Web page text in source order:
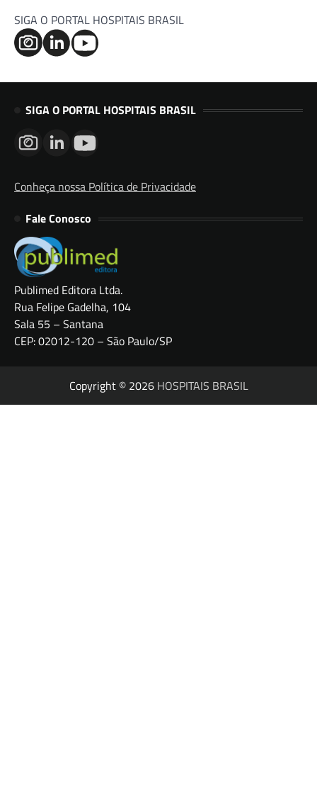
SIGA O PORTAL HOSPITAIS BRASIL
SIGA O PORTAL HOSPITAIS BRASIL
Conheça nossa Política de Privacidade
Fale Conosco
Publimed Editora Ltda.
Rua Felipe Gadelha, 104
Sala 55 – Santana
CEP: 02012-120 – São Paulo/SP
Copyright © 2026 HOSPITAIS BRASIL